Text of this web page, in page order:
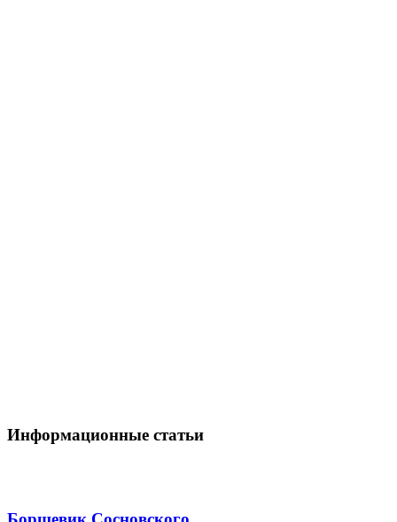
Информационные статьи